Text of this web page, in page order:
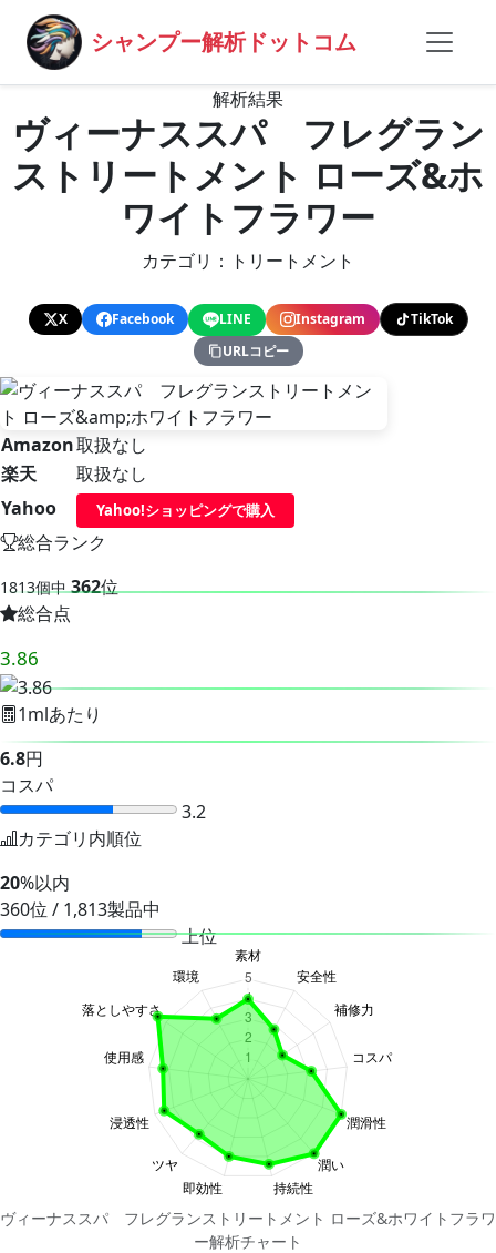
シャンプー解析ドットコム
解析結果
ヴィーナススパ フレグラン
ストリートメント ローズ&ホ
ワイトフラワー
カテゴリ：トリートメント
X Facebook LINE Instagram
TikTok
URLコピー
Amazon取扱なし
楽天
取扱なし
Yahoo
Yahoo!ショッピングで購入
総合ランク
1813個中 362位
総合点
3.86
1mlあたり
6.8円
コスパ
3.2
カテゴリ内順位
20%以内
360位 / 1,813製品中
上位
ヴィーナススパ フレグランストリートメント ローズ&ホワイトフラワ
ー解析チャート